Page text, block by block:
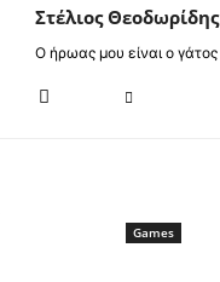
Στέλιος Θεοδωρίδης
Ο ήρωας μου είναι ο
Games